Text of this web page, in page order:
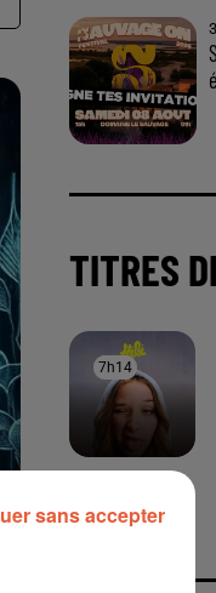
À LA UNE
sans accepter